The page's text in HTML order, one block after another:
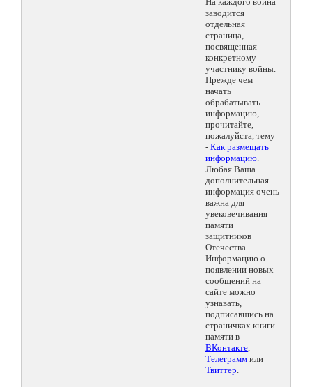
заводится
отдельная
страница,
посвященная
конкретному
участнику войны.
Прежде чем
начать
обрабатывать
информацию,
прочитайте,
пожалуйста, тему
- Как размещать
информацию.
Любая Ваша
дополнительная
информация очень
важна для
увековечивания
памяти
защитников
Отечества.
Информацию о
появлении новых
сообщений на
сайте можно
узнавать,
подписавшись на
страничках книги
памяти в
ВКонтакте,
Телеграмм или
Твиттер.